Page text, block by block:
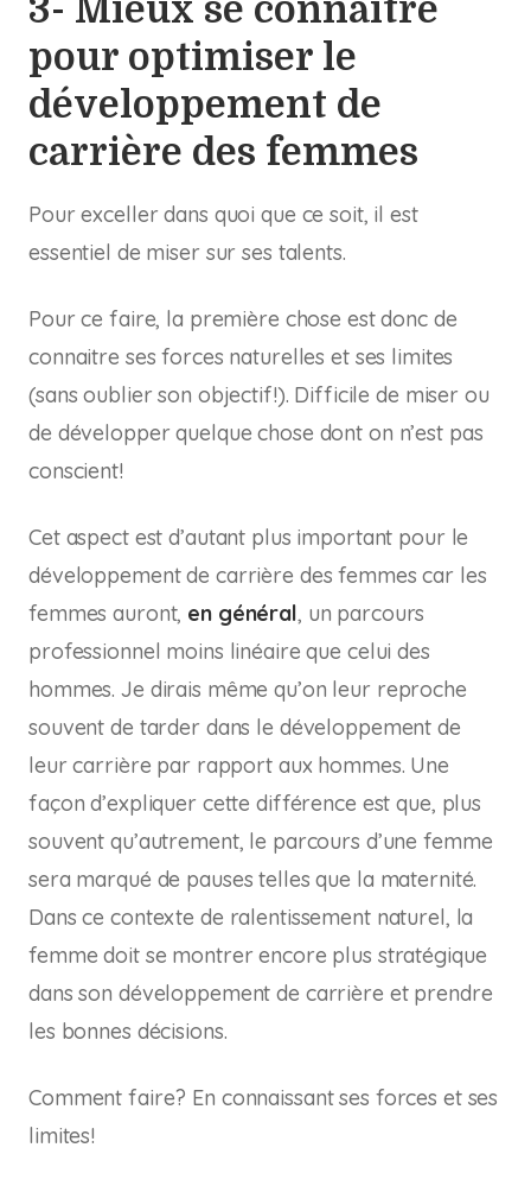
3- Mieux se connaitre
pour optimiser le
développement de
carrière des femmes
Pour exceller dans quoi que ce soit, il est
essentiel de miser sur ses talents.
Pour ce faire, la première chose est donc de
connaitre ses forces naturelles et ses limites
(sans oublier son objectif!). Difficile de miser ou
de développer quelque chose dont on n’est pas
conscient!
Cet aspect est d’autant plus important pour le
développement de carrière des femmes car les
femmes auront, en général, un parcours
professionnel moins linéaire que celui des
hommes. Je dirais même qu’on leur reproche
souvent de tarder dans le développement de
leur carrière par rapport aux hommes. Une
façon d’expliquer cette différence est que, plus
souvent qu’autrement, le parcours d’une femme
sera marqué de pauses telles que la maternité.
Dans ce contexte de ralentissement naturel, la
femme doit se montrer encore plus stratégique
dans son développement de carrière et prendre
les bonnes décisions.
Comment faire? En connaissant ses forces et ses
limites!